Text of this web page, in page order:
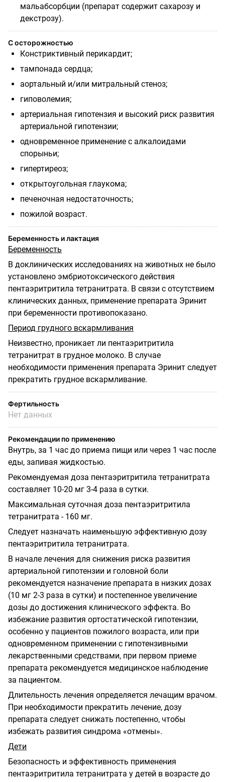
мальабсорбции (препарат содержит сахарозу и
декстрозу).
С осторожностью
Констриктивный перикардит;
тампонада сердца;
аортальный и/или митральный стеноз;
гиповолемия;
артериальная гипотензия и высокий риск развития
артериальной гипотензии;
одновременное применение с алкалоидами
спорыньи;
гипертиреоз;
открытоугольная глаукома;
печеночная недостаточность;
пожилой возраст.
Беременность и лактация
Беременность
В доклинических исследованиях на животных не было
установлено эмбриотоксического действия
пентаэритритила тетранитрата. В связи с отсутствием
клинических данных, применение препарата Эринит
при беременности противопоказано.
Период грудного вскармливания
Неизвестно, проникает ли пентаэритритила
тетранитрат в грудное молоко. В случае
необходимости применения препарата Эринит следует
прекратить грудное вскармливание.
Фертильность
Нет данных
Рекомендации по применению
Внутрь, за 1 час до приема пищи или через 1 час после
еды, запивая жидкостью.
Рекомендуемая доза пентаэритритила тетранитрата
составляет 10-20 мг 3-4 раза в сутки.
Максимальная суточная доза пентаэритритила
тетранитрата - 160 мг.
Следует назначать наименьшую эффективную дозу
пентаэритритила тетранитрата.
В начале лечения для снижения риска развития
артериальной гипотензии и головной боли
рекомендуется назначение препарата в низких дозах
(10 мг 2-3 раза в сутки) и постепенное увеличение
дозы до достижения клинического эффекта. Во
избежание развития ортостатической гипотензии,
особенно у пациентов пожилого возраста, или при
одновременном применении с гипотензивными
лекарственными средствами, при первом приеме
препарата рекомендуется медицинское наблюдение
за пациентом.
Длительность лечения определяется лечащим врачом.
При необходимости прекратить лечение, дозу
препарата следует снижать постепенно, чтобы
избежать развития синдрома «отмены».
Дети
Безопасность и эффективность применения
пентаэритритила тетранитрата у детей в возрасте до